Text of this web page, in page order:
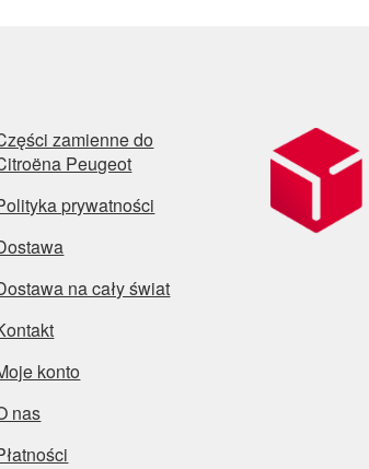
zamienne do
Peugeot
prywatności
na cały świat
konto
nas